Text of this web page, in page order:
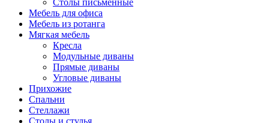
Мебель для офиса
Мебель из ротанга
Мягкая мебель
Кресла
Модульные диваны
Прямые диваны
Угловые диваны
Прихожие
Спальни
Стеллажи
Столы и стулья